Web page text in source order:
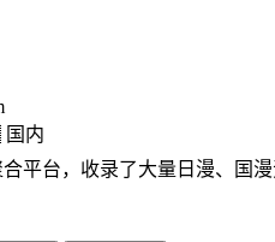
内
平台，收录了大量日漫、国